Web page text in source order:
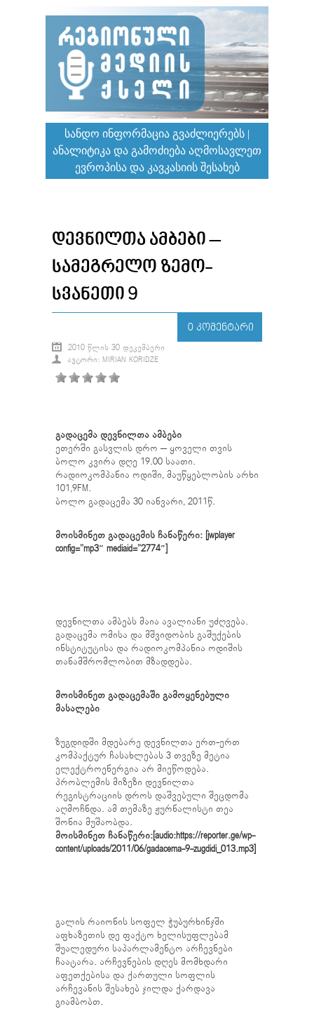
ᲡᲐᲜᲓᲝ ᲘᲜᲤᲝᲠᲛᲐᲪᲘᲐ ᲒᲕᲐᲫᲚᲘᲔᲠᲔᲑᲡ |
ᲐᲜᲐᲚᲘᲢᲘᲙᲐ ᲓᲐ ᲒᲐᲛᲝᲫᲘᲔᲑᲐ ᲐᲦᲛᲝᲡᲐᲕᲚᲔᲗ
ᲔᲕᲠᲝᲞᲘᲡᲐ ᲓᲐ ᲙᲐᲕᲙᲐᲡᲘᲘᲡ ᲨᲔᲡᲐᲮᲔᲑ
ᲓᲔᲕᲜᲘᲚᲗᲐ ᲐᲛᲑᲔᲑᲘ –
ᲡᲐᲛᲔᲒᲠᲔᲚᲝ ᲖᲔᲛᲝ-
ᲡᲕᲐᲜᲔᲗᲘ 9
0 ᲙᲝᲛᲔᲜᲢᲐᲠᲘ
2010 ᲬᲚᲘᲡ 30 ᲓᲔᲙᲔᲛᲑᲔᲠᲘ
ᲐᲕᲢᲝᲠᲘ: MIRIAN KORIDZE
გადაცემა დევნილთა ამბები
ეთერში გასვლის დრო – ყოველი თვის
ბოლო კვირა დღე 19.00 საათი.
რადიოკომპანია ოდიში, მაუწყებლობის არხი
101,9FM.
ბოლო გადაცემა 30 იანვარი, 2011წ.
მოისმინეთ გადაცემის ჩანაწერი: [jwplayer
config=”mp3″ mediaid=”2774″]
დევნილთა ამბებს მაია ავალიანი უძღვება.
გადაცემა ომისა და მშვიდობის გაშუქების
ინსტიტუტისა და რადიოკომპანია ოდიშის
თანამშრომლობით მზადდება.
მოისმინეთ გადაცემაში გამოყენებული
მასალები
ზუგდიდში მდებარე დევნილთა ერთ-ერთ
კომპაქტურ ჩასახლებას 3 თვეზე მეტია
ელექტროენერგია არ მიეწოდება.
პრობლემის მიზეზი დევნილთა
რეგისტრაციის დროს დაშვებული შეცდომა
აღმოჩნდა. ამ თემაზე ჟურნალისტი თეა
შონია მუშაობდა.
მოისმინეთ ჩანაწერი:[audio:https://reporter.ge/wp-
content/uploads/2011/06/gadacema-9-zugdidi_013.mp3]
გალის რაიონის სოფელ ჭუბურხინჯში
აფხაზეთის დე ფაქტო ხელისუფლებამ
შუალედური საპარლამენტო არჩევნები
ჩაატარა. არჩევნების დღეს მომხდარი
აფეთქებისა და ქართული სოფლის
არჩევანის შესახებ ჯილდა ქარდავა
გიამბობთ.